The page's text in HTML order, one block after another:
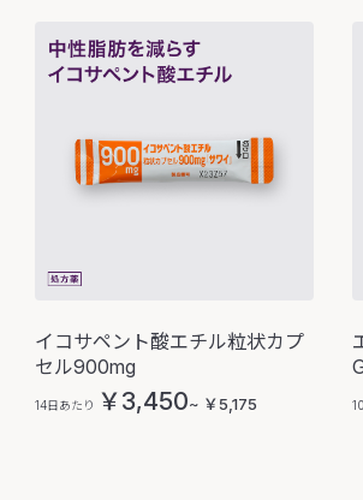
イコサペント酸エチル粒状カプ
セル900mg
14日あたり ￥3,450~ ￥5,175